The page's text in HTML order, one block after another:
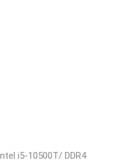
i5-10500T/ DDR4